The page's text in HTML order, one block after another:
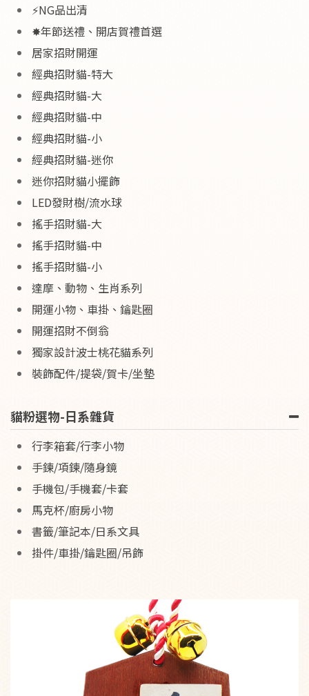
⚡NG品出清
✸年節送禮、開店賀禮首選
居家招財開運
經典招財貓-特大
經典招財貓-大
經典招財貓-中
經典招財貓-小
經典招財貓-迷你
迷你招財貓小擺飾
LED發財樹/流水球
搖手招財貓-大
搖手招財貓-中
搖手招財貓-小
達摩、動物、生肖系列
開運小物、車掛、鑰匙圈
開運招財不倒翁
獨家設計波士桃花貓系列
裝飾配件/提袋/賀卡/坐墊
貓粉選物-日系雜貨
行李箱套/行李小物
手鍊/項鍊/隨身鏡
手機包/手機套/卡套
馬克杯/廚房小物
書籤/筆記本/日系文具
掛件/車掛/鑰匙圈/吊飾